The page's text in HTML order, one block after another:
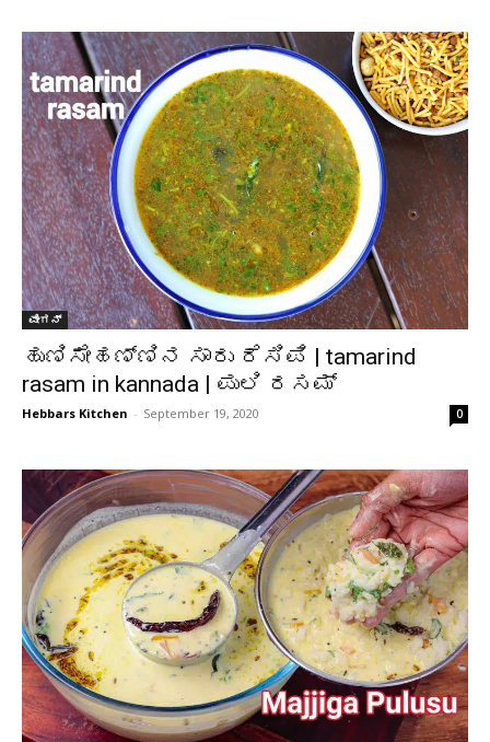
ವೇಗನ್
ಹುಣಿಸೇಹಣ್ಣಿನ ಸಾರು ರೆಸಿಪಿ | tamarind
rasam in kannada | ಪುಲಿ ರಸಮ್
Hebbars Kitchen - September 19, 2020 0